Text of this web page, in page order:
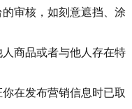
审核，如刻意遮挡、涂
商品或者与他人存在特
在发布营销信息时已取